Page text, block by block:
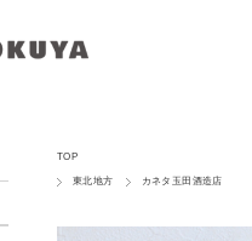
TOP
東北地方 カネタ玉田酒造店